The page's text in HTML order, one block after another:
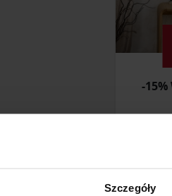
Szczegóły
-15%